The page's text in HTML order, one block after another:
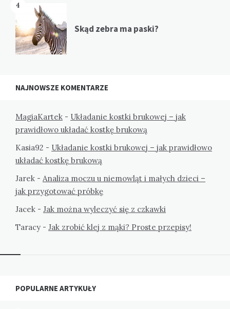
4
Skąd zebra ma paski?
NAJNOWSZE KOMENTARZE
MagiaKartek - Układanie kostki brukowej – jak
prawidłowo układać kostkę brukową
Kasia92 - Układanie kostki brukowej – jak prawidłowo
układać kostkę brukową
Jarek - Analiza moczu u niemowląt i małych dzieci –
jak przygotować próbkę
Jacek - Jak można wyleczyć się z czkawki
Taracy - Jak zrobić klej z mąki? Proste przepisy!
Widgets
POPULARNE ARTYKUŁY